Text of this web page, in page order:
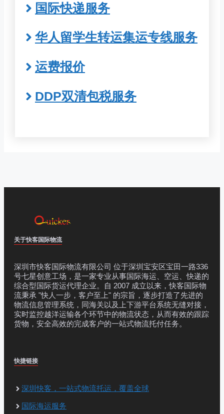
国际快递服务
华人留学生转运集运专线服务
运费报价
DDP双清包税服务
关于快客国际物流
深圳市快客国际物流有限公司 位于深圳宝安区宝田一路336
号七星创意工场，是一家专业从事国际海运、空运、快递的
综合型国际货运代理企业。自 2007 成立以来，快客国际物
流秉承 "快人一步，客户至上" 的宗旨，逐步打造了先进的
物流信息管理系统，同海关以及上下游平台系统无缝对接，
实时监控越洋运输各个环节中的物流状态，从而有效的跟踪
货物，安全高效的完成客户的一站式物流托付任务。
快捷链接
深圳快客，一站式物流托运，覆盖全球
国际海运服务